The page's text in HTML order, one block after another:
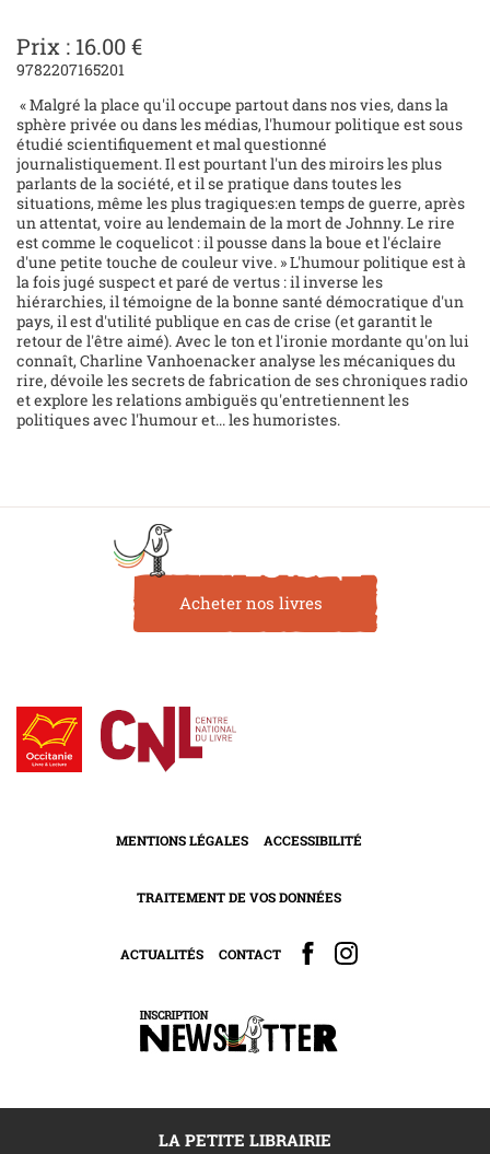
Prix : 16.00 €
9782207165201
« Malgré la place qu'il occupe partout dans nos vies, dans la
sphère privée ou dans les médias, l'humour politique est sous
étudié scientifiquement et mal questionné
journalistiquement. Il est pourtant l'un des miroirs les plus
parlants de la société, et il se pratique dans toutes les
situations, même les plus tragiques:en temps de guerre, après
un attentat, voire au lendemain de la mort de Johnny. Le rire
est comme le coquelicot : il pousse dans la boue et l'éclaire
d'une petite touche de couleur vive. » L'humour politique est à
la fois jugé suspect et paré de vertus : il inverse les
hiérarchies, il témoigne de la bonne santé démocratique d'un
pays, il est d'utilité publique en cas de crise (et garantit le
retour de l'être aimé). Avec le ton et l'ironie mordante qu'on lui
connaît, Charline Vanhoenacker analyse les mécaniques du
rire, dévoile les secrets de fabrication de ses chroniques radio
et explore les relations ambiguës qu'entretiennent les
politiques avec l'humour et... les humoristes.
Acheter nos livres
MENTIONS LÉGALES ACCESSIBILITÉ
TRAITEMENT DE VOS DONNÉES
ACTUALITÉS CONTACT
LA PETITE LIBRAIRIE